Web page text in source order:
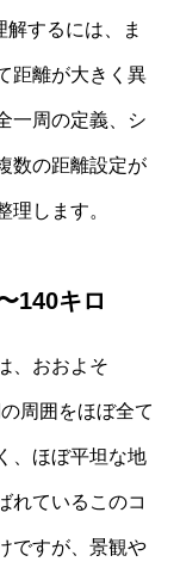
するには、ま
距離が大きく異
一周の定義、シ
数の距離設定が
します。
140キロ
、おおよそ
周囲をほぼ全て
、ほぼ平坦な地
れているこのコ
ですが、景観や